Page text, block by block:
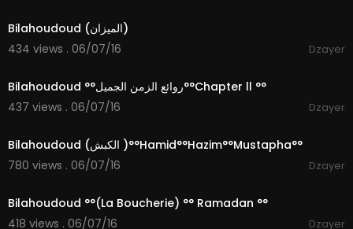
Bilahoudoud (الميزان)
434 views . 06/07/16
Dzayer
Bilahoudoud °°روائع الزمن الجميل°°Chapter ll °°
437 views . 06/07/16
Dzayer
Bilahoudoud (الكبش )°°Hamid°°Hazim°°Mustapha°°
780 views . 06/07/16
Dzayer
Bilahoudoud °°(La Boucherie) °° Ramadan °°
418 views . 06/07/16
Dzayer